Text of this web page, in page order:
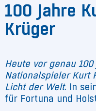
100 Jahre
Krüger
Heute vor genau
Nationalspieler Kurt
Licht der Welt. In
für Fortuna und